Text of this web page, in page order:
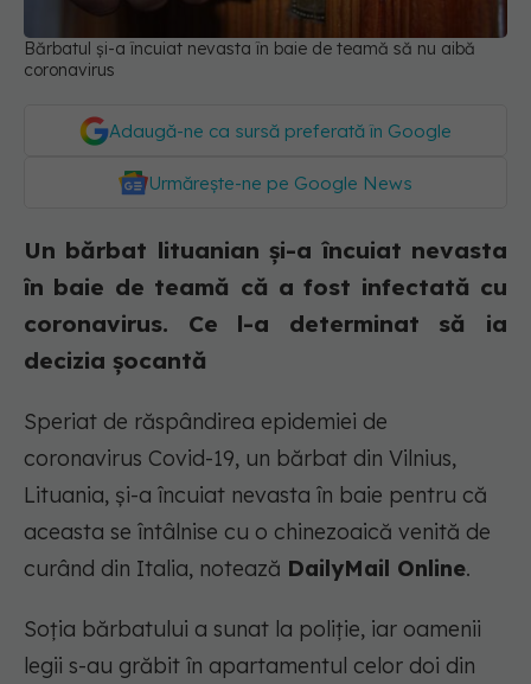
Bărbatul și-a încuiat nevasta în baie de teamă să nu aibă
coronavirus
Adaugă-ne ca sursă preferată în Google
Urmărește-ne pe Google News
Un bărbat lituanian și-a încuiat nevasta
în baie de teamă că a fost infectată cu
coronavirus. Ce l-a determinat să ia
decizia șocantă
Speriat de răspândirea epidemiei de
coronavirus Covid-19, un bărbat din Vilnius,
Lituania, și-a încuiat nevasta în baie pentru că
aceasta se întâlnise cu o chinezoaică venită de
curând din Italia, notează DailyMail Online.
Soția bărbatului a sunat la poliție, iar oamenii
legii s-au grăbit în apartamentul celor doi din